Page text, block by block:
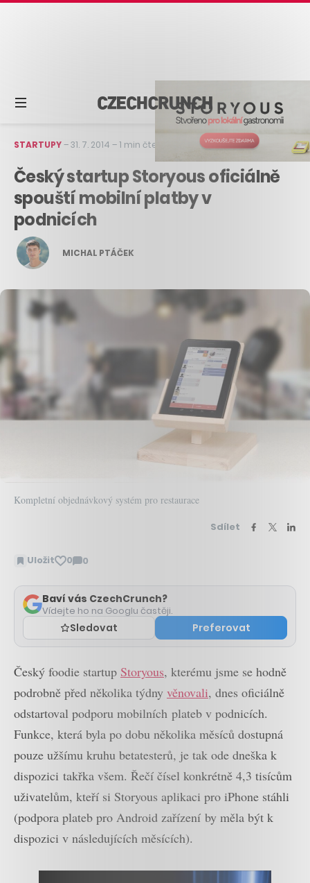
STARTUPY–31. 7. 2014 –1 min čtení
Český startup Storyous oficiálně
spouští mobilní platby v
podnicích
MICHAL PTÁČEK
Kompletní objednávkový systém pro restaurace
Sdílet
Uložit 0 0
Zobrazit
Baví vás CzechCrunch?
Vídejte ho na Googlu častěji.
Sledovat Preferovat
Český foodie startup Storyous, kterému jsme se hodně
podrobně před několika týdny věnovali, dnes oficiálně
odstartoval podporu mobilních plateb v podnicích.
Funkce, která byla po dobu několika měsíců dostupná
pouze užšímu kruhu betatesterů, je tak ode dneška k
dispozici takřka všem. Řečí čísel konkrétně 4,3 tisícům
uživatelům, kteří si Storyous aplikaci pro iPhone stáhli
(podpora plateb pro Android zařízení by měla být k
dispozici v následujících měsících).